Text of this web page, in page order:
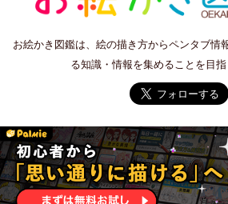
お絵かき図鑑は、絵の描き方からペンタブ情
る知識・情報を集めることを目指